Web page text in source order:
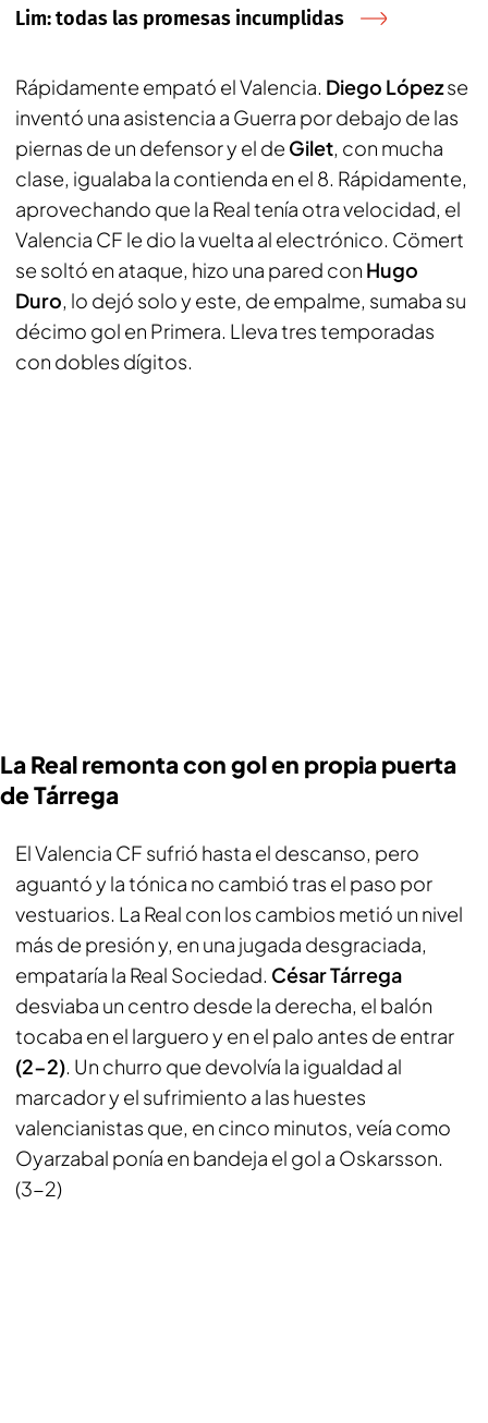
Lim: todas las promesas incumplidas
Rápidamente empató el Valencia. Diego Lópezse
inventó una asistencia a Guerra por debajo de las
piernas de un defensor y el de Gilet, con mucha
clase, igualaba la contienda en el 8. Rápidamente,
aprovechando que la Real tenía otra velocidad, el
Valencia CF le dio la vuelta al electrónico. Cömert
se soltó en ataque, hizo una pared con Hugo
Duro, lo dejó solo y este, de empalme, sumaba su
décimo gol en Primera. Lleva tres temporadas
con dobles dígitos.
La Real remonta con gol en propia puerta
de Tárrega
El Valencia CF sufrió hasta el descanso, pero
aguantó y la tónica no cambió tras el paso por
vestuarios. La Real con los cambios metió un nivel
más de presión y, en una jugada desgraciada,
empataría la Real Sociedad. César Tárrega
desviaba un centro desde la derecha, el balón
tocaba en el larguero y en el palo antes de entrar
(2-2). Un churro que devolvía la igualdad al
marcador y el sufrimiento a las huestes
valencianistas que, en cinco minutos, veía como
Oyarzabal ponía en bandeja el gol a Oskarsson.
(3-2)